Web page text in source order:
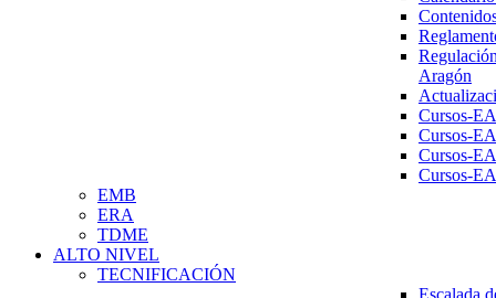
Aragón
Cursos-
Cursos-
Cursos-
Cursos-
EMB
ERA
TDME
ALTO NIVEL
TECNIFICACIÓN
Escalada